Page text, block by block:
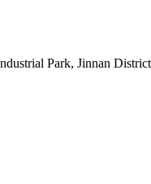
Park, Jinnan